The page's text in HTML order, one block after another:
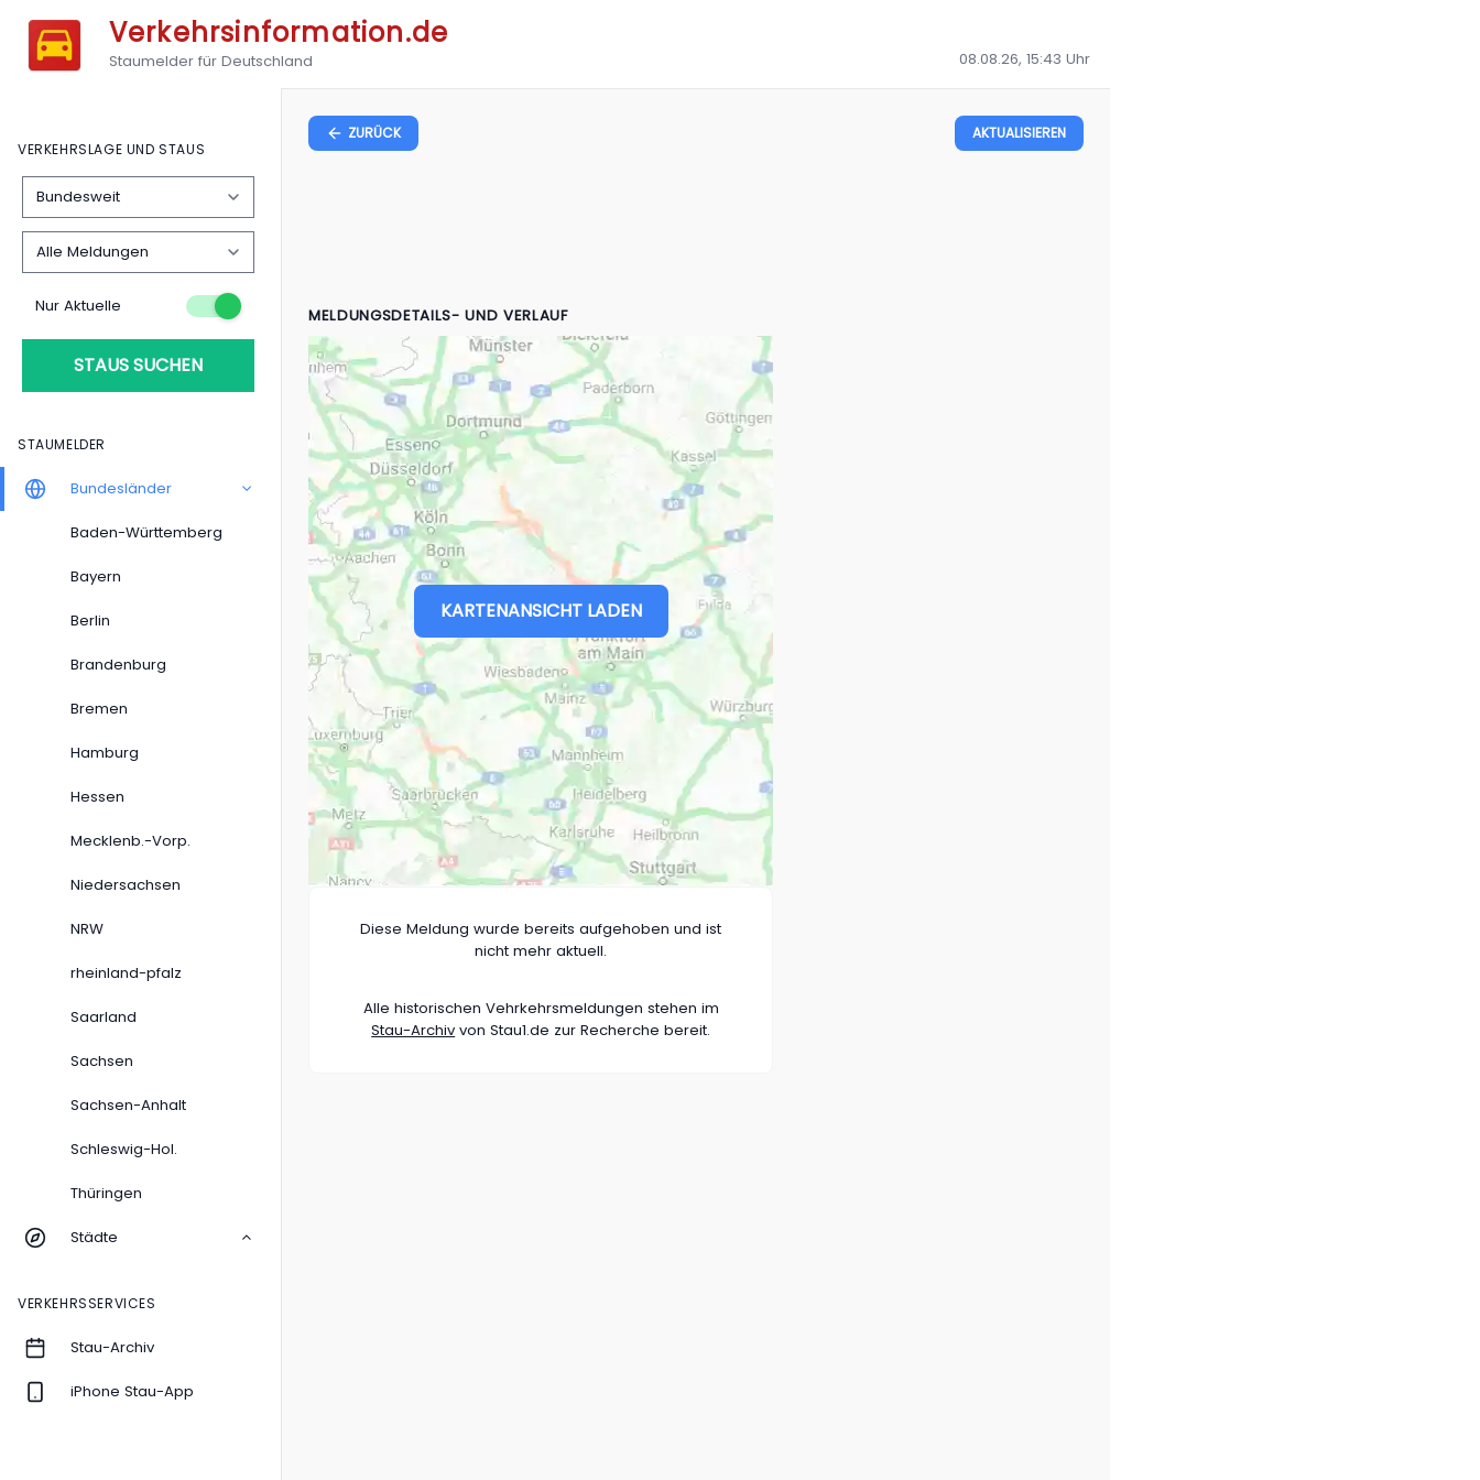
Verkehrsinformation.de
Staumelder für Deutschland 08.08.26, 15:43 Uhr
VERKEHRSLAGE UND STAUS
Nur Aktuelle
STAUS SUCHEN
STAUMELDER
Bundesländer
Baden-Württemberg
Bayern
Berlin
Brandenburg
Bremen
Hamburg
Hessen
Mecklenb.-Vorp.
Niedersachsen
NRW
rheinland-pfalz
Saarland
Sachsen
Sachsen-Anhalt
Schleswig-Hol.
Thüringen
Städte
VERKEHRSSERVICES
Stau-Archiv
iPhone Stau-App
ZURÜCK AKTUALISIEREN
MELDUNGSDETAILS- UND VERLAUF
KARTENANSICHT LADEN
Diese Meldung wurde bereits aufgehoben und ist
nicht mehr aktuell.
Alle historischen Vehrkehrsmeldungen stehen im
Stau-Archiv von Stau1.de zur Recherche bereit.